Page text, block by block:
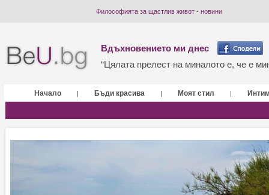
Философията за щастлив живот - новини
Вдъхновението ми днес
“Цялата прелест на миналото е, че е
Начало | Бъди красива | Моят стил |